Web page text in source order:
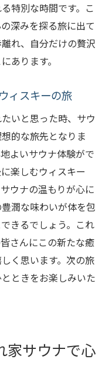
特別な時間です。こ
深みを探る旅に出て
れ、自分だけの贅沢
あります。
ィスキーの旅
いと思った時、サウ
的な旅先となりま
よいサウナ体験がで
楽しむウィスキー
ウナの温もりが心に
潤な味わいが体を包
きるでしょう。これ
さんにこの新たな癒
く思います。次の旅
ときをお楽しみいた
家サウナで心